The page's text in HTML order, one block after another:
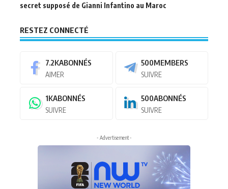
secret supposé de Gianni Infantino au Maroc
RESTEZ CONNECTÉ
7.2KABONNÉS
AIMER
500MEMBERS
SUIVRE
1KABONNÉS
SUIVRE
500ABONNÉS
SUIVRE
- Advertisement -